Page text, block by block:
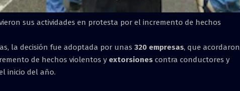
sus actividades en protesta por el incremento de hechos
la decisión fue adoptada por unas 320 empresas, que acordaron
de hechos violentos y extorsiones contra conductores y
inicio del año.